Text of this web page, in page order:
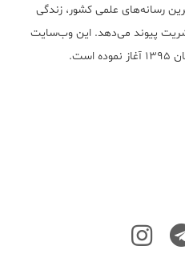
رسانه‌های علمی کشور، زندگی
پیوند می‌دهد. این وب‌سایت